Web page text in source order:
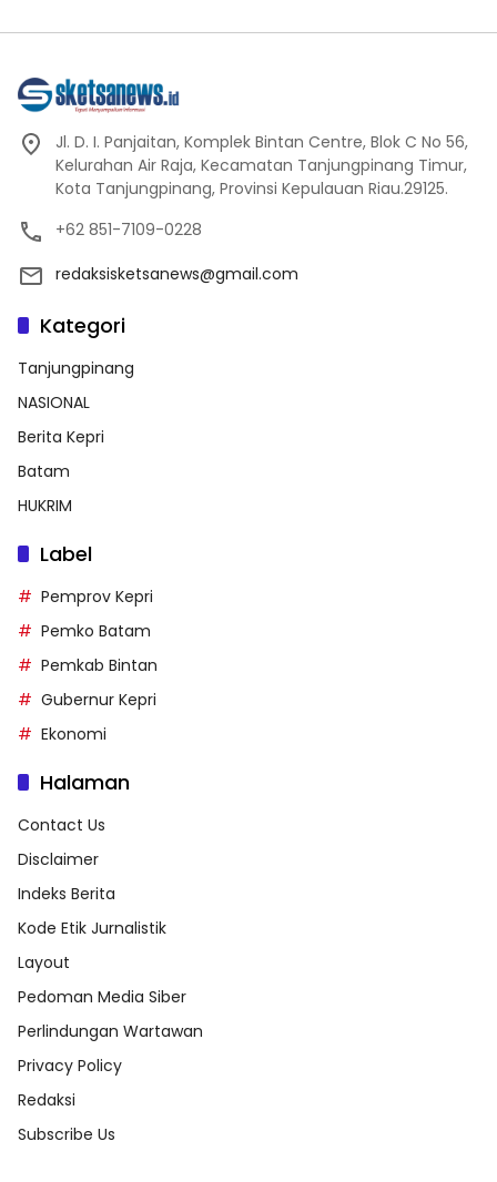
Jl. D. I. Panjaitan, Komplek Bintan Centre, Blok C No 56,
Kelurahan Air Raja, Kecamatan Tanjungpinang Timur,
Kota Tanjungpinang, Provinsi Kepulauan Riau.29125.
+62 851-7109-0228
redaksisketsanews@gmail.com
Kategori
Tanjungpinang
NASIONAL
Berita Kepri
Batam
HUKRIM
Label
Pemprov Kepri
Pemko Batam
Pemkab Bintan
Gubernur Kepri
Ekonomi
Halaman
Contact Us
Disclaimer
Indeks Berita
Kode Etik Jurnalistik
Layout
Pedoman Media Siber
Perlindungan Wartawan
Privacy Policy
Redaksi
Subscribe Us